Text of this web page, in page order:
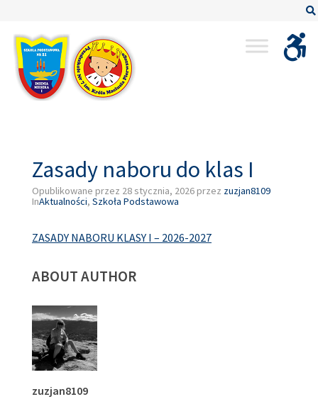
naboru
klas
Zasady naboru do klas I
Opublikowane przez 28 stycznia, 2026 przez zuzjan8109
InAktualności, Szkoła Podstawowa
ZASADY NABORU KLASY I – 2026-2027
ABOUT AUTHOR
zuzjan8109